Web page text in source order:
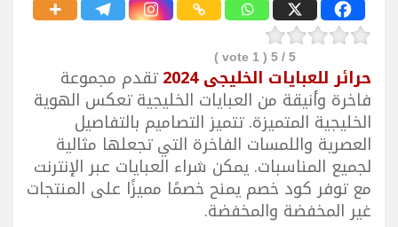
5
/ 5 (
1
vote )
حرائر للعبايات الخليجى 2024 تقدم مجموعة
فاخرة وأنيقة من العبايات الخليجية تعكس الهوية
الخليجية المتميزة. تتميز التصاميم بالتفاصيل
العصرية واللمسات الفاخرة التي تجعلها مثالية
لجميع المناسبات. يمكن شراء العبايات عبر الإنترنت
مع توفر كود خصم يمنح خصمًا مميزًا على المنتجات
غير المخفضة والمخفضة.